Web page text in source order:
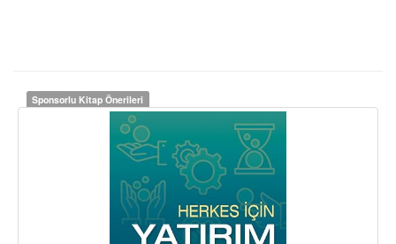
Sponsorlu Kitap Önerileri